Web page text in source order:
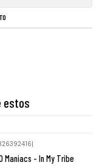
estos
|
Maniacs - In My Tribe